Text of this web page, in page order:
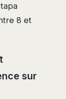
8 et
sur